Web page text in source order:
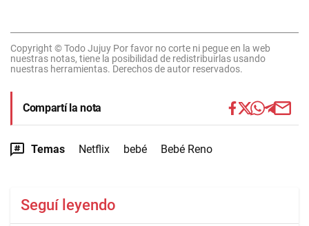
Copyright © Todo Jujuy Por favor no corte ni pegue en la web
nuestras notas, tiene la posibilidad de redistribuirlas usando
nuestras herramientas. Derechos de autor reservados.
Compartí la nota
Temas Netflix bebé Bebé Reno
Seguí leyendo